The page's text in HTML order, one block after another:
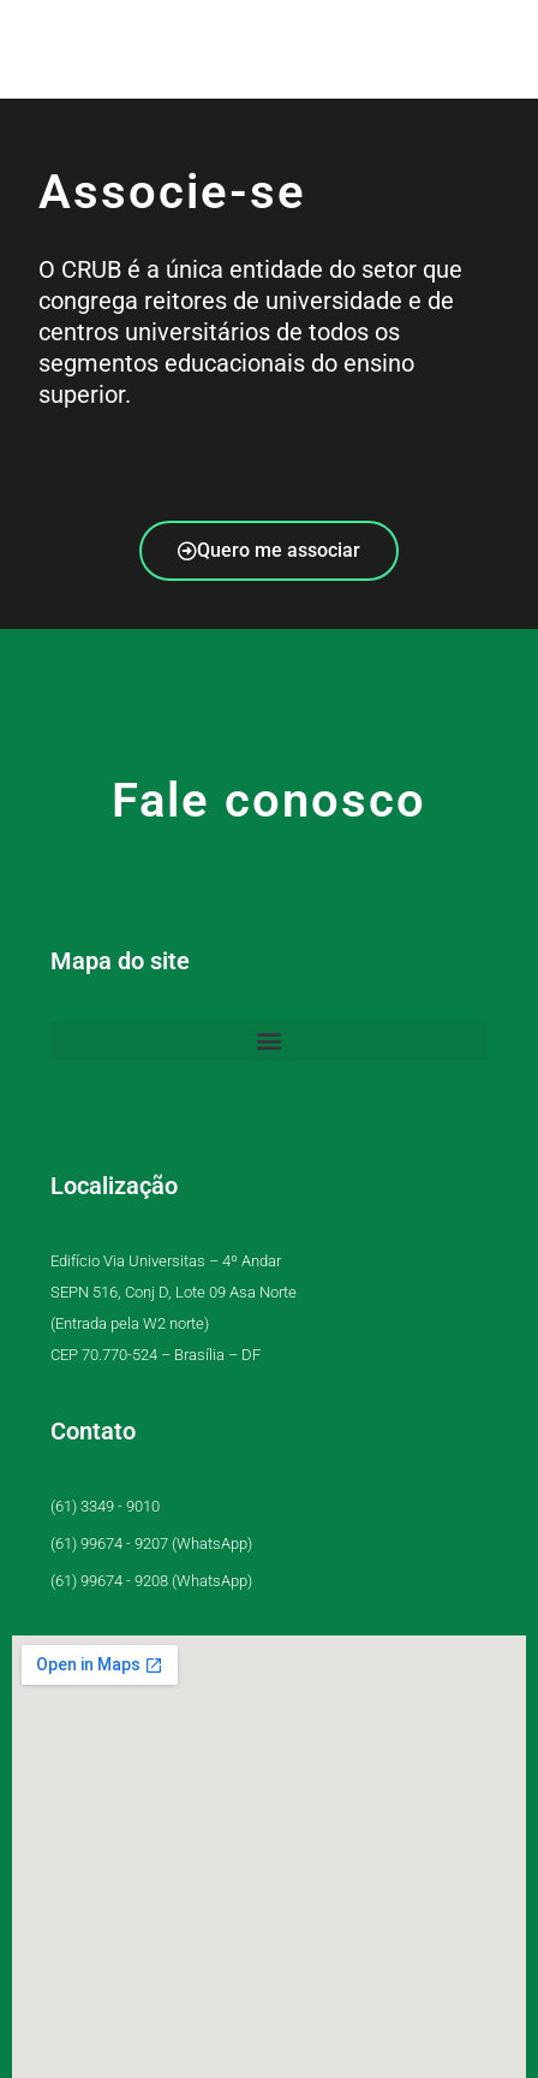
Associe-se
O CRUB é a única entidade do setor que
congrega reitores de universidade e de
centros universitários de todos os
segmentos educacionais do ensino
superior.
Quero me associar
Fale conosco
Mapa do site
Localização
Edifício Via Universitas – 4º Andar
SEPN 516, Conj D, Lote 09 Asa Norte
(Entrada pela W2 norte)
CEP 70.770-524 – Brasília – DF
Contato
(61) 3349 - 9010
(61) 99674 - 9207 (WhatsApp)
(61) 99674 - 9208 (WhatsApp)